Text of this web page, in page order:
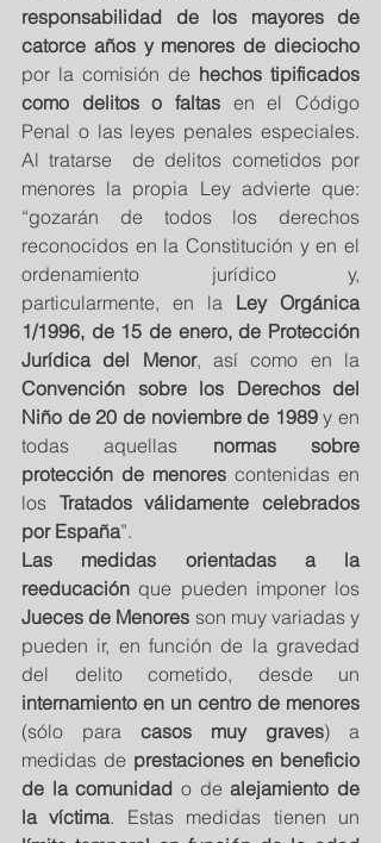
responsabilidad de los mayores de
catorce años y menores de dieciocho
por la comisión de hechos tipificados
como delitos o faltas en el Código
Penal o las leyes penales especiales.
Al tratarse  de delitos cometidos por
menores la propia Ley advierte que:
“gozarán de todos los derechos
reconocidos en la Constitución y en el
ordenamiento jurídico y,
particularmente, en la Ley Orgánica
1/1996, de 15 de enero, de Protección
Jurídica del Menor
Convención sobre los Derechos del
Niño de 20 de noviembre de 1989 y en
todas aquellas normas sobre
protección de menores contenidas en
los Tratados válidamente celebrados
por España”.
Las medidas orientadas a la
reeducación
Jueces de Menores son muy variadas y
pueden ir, en función de la gravedad
(sólo para casos muy graves) a
medidas de prestaciones en beneficio
de la comunidad o de alejamiento de
la víctima